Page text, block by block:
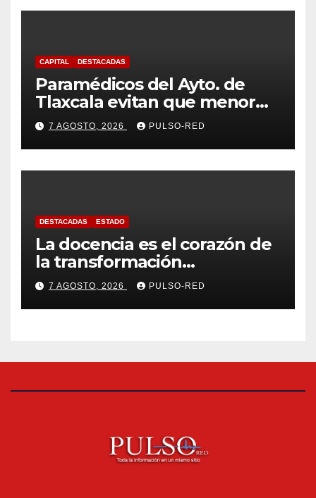
CAPITAL DESTACADAS
Paramédicos del Ayto. de
Tlaxcala evitan que menor
sufra complicaciones por
hipotermia tras caer en una
cisterna
7 AGOSTO, 2026 PULSO-RED
DESTACADAS ESTADO
La docencia es el corazón de
la transformación
universitaria: Rector de la
UATx
7 AGOSTO, 2026 PULSO-RED